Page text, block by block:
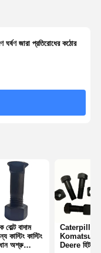
ঘর্ষণ জারা প্রতিরোধের কঠোর
বোল্ট বাদাম
কাস্টিং কাস্টিং
অশ্রু
Caterpillar
Komatsu
Deere হিটাচি